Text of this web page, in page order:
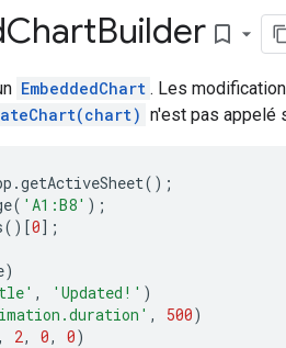
ChartBuilder bookmark_border
EmbeddedChart . Les
n'est pas appelé
.getActiveSheet();
( 'A1:B8' );
()[0];
)
, 'Updated!' )
, 500)
, 2, 0, 0)